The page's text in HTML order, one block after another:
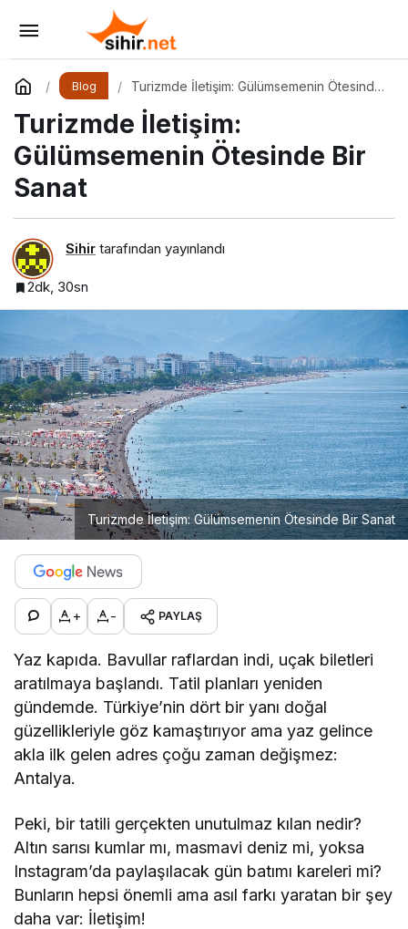
Blog
Turizmde İletişim: Gülümsemenin Ötesinde
Turizmde İletişim:
Gülümsemenin Ötesinde Bir
Sanat
Sihir tarafından yayınlandı
2dk, 30sn
Turizmde İletişim: Gülümsemenin Ötesinde Bir Sanat
+ - PAYLAŞ
Yaz kapıda. Bavullar raflardan indi, uçak biletleri
aratılmaya başlandı. Tatil planları yeniden
gündemde. Türkiye’nin dört bir yanı doğal
güzellikleriyle göz kamaştırıyor ama yaz gelince
akla ilk gelen adres çoğu zaman değişmez:
Antalya.
Peki, bir tatili gerçekten unutulmaz kılan nedir?
Altın sarısı kumlar mı, masmavi deniz mi, yoksa
Instagram’da paylaşılacak gün batımı kareleri mi?
Bunların hepsi önemli ama asıl farkı yaratan bir şey
daha var: İletişim!
Güzel Antalya Yenilenen Arayüzü ve
Formatıyla Yayında
Yorum Yap